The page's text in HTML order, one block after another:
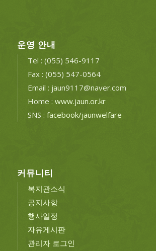
운영 안내
Tel : (055) 546-9117
Fax : (055) 547-0564
Email : jaun9117@naver.com
Home : www.jaun.or.kr
SNS : facebook/jaunwelfare
커뮤니티
복지관소식
공지사항
행사일정
자유게시판
관리자 로그인